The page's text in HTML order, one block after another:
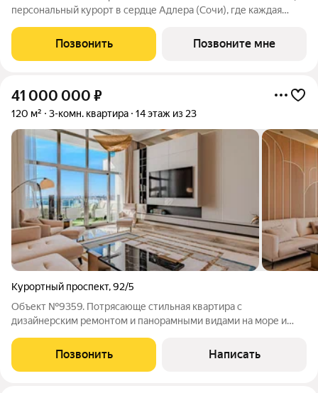
персональный курорт в сердце Адлера (Сочи), где каждая
приватность и безупречный сервис. Комплекс расположится в
Позвонить Позвоните мне
41 000 000 ₽
120 м² 3-комн. квартира 14 этаж из 23
Курортный проспект,92/5
Объект №9359. Потрясающе стильная квартира с
дизайнерским ремонтом и панорамными видами на море и
спальные две ванные две видовые террасы, с каждого окна
открываются виды на море и город. О
Позвонить Написать